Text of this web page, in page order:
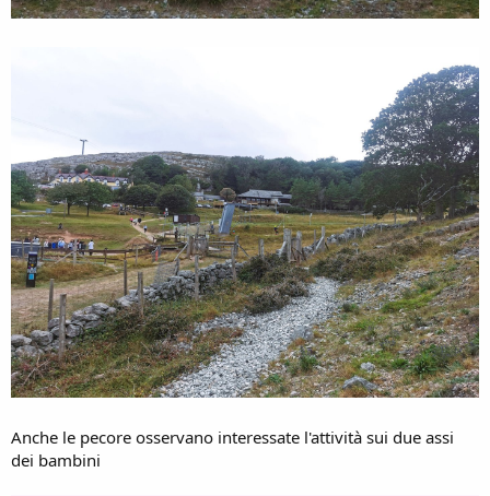
Anche le pecore osservano interessate l'attività sui due assi
dei bambini